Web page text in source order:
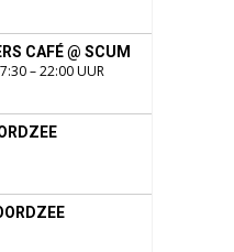
CAFÉ @ SCUM
– 22:00 UUR